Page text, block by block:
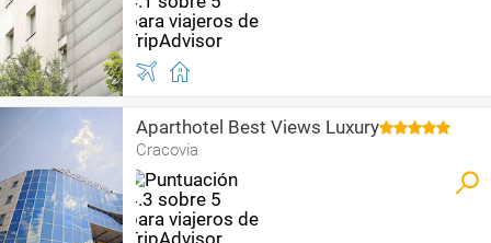
Aparthotel Best Views Luxury
Cracovia